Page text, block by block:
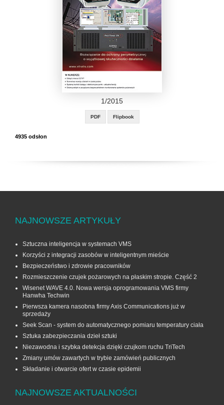
1/2015
PDF Flipbook
4935 odsłon
NAJNOWSZE ARTYKUŁY
Sztuczna inteligencja w systemach VMS
Korzyści z integracji zasobów w inteligentnym mieście
Bezpieczeństwo i zdrowie pracowników
Rozmieszczenie czujek pożarowych na płaskim stropie. Część 2
Wisenet WAVE 4.0. Nowa wersja oprogramowania VMS firmy
Hanwha Techwin
Pierwsza kamera nasobna firmy Axis Communications już w
sprzedaży
Seek Scan - system do automatycznego pomiaru temperatury ciała
Sztuka zabezpieczania dzieł sztuki
Niezawodna i szybka detekcja dzięki czujkom ruchu TriTech
Zmiany umów zawartych w trybie zamówień publicznych
Składanie i otwarcie ofert w czasie epidemii
NAJNOWSZE AKTUALNOŚCI